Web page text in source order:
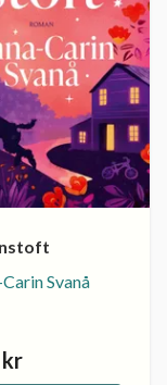
Svanå